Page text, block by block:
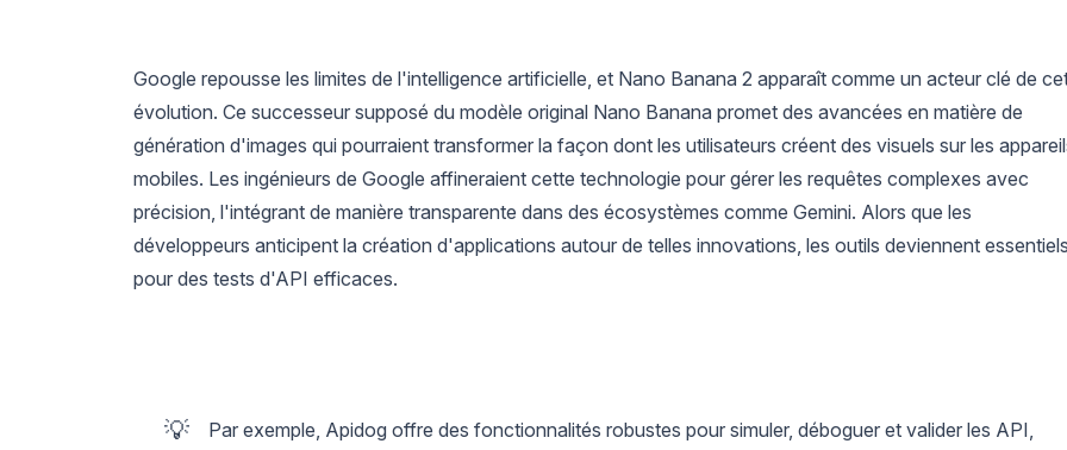
Google repousse les limites de l'intelligence artificielle, et Nano Banana 2 apparaît comme un acteur clé de
évolution. Ce successeur supposé du modèle original Nano Banana promet des avancées en matière de
génération d'images qui pourraient transformer la façon dont les utilisateurs créent des visuels sur les
mobiles. Les ingénieurs de Google affineraient cette technologie pour gérer les requêtes complexes avec
précision, l'intégrant de manière transparente dans des écosystèmes comme Gemini. Alors que les
développeurs anticipent la création d'applications autour de telles innovations, les outils deviennent
pour des tests d'API efficaces.
💡
Par exemple, Apidog offre des fonctionnalités robustes pour simuler, déboguer et valider les API,